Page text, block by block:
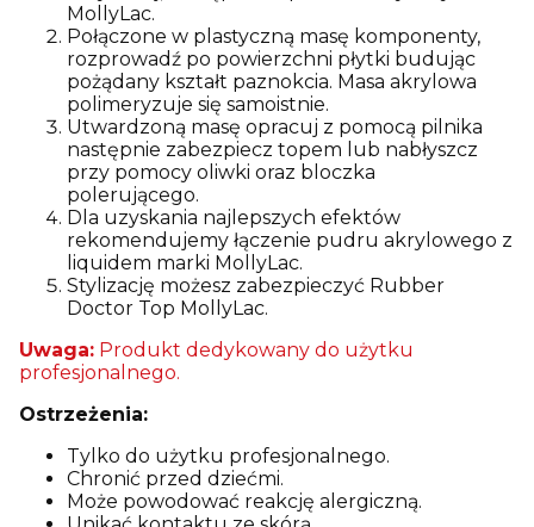
MollyLac.
Połączone w plastyczną masę komponenty,
rozprowadź po powierzchni płytki budując
pożądany kształt paznokcia. Masa akrylowa
polimeryzuje się samoistnie.
Utwardzoną masę opracuj z pomocą pilnika
następnie zabezpiecz topem lub nabłyszcz
przy pomocy oliwki oraz bloczka
polerującego.
Dla uzyskania najlepszych efektów
rekomendujemy łączenie pudru akrylowego z
liquidem marki MollyLac.
Stylizację możesz zabezpieczyć Rubber
Doctor Top MollyLac.
Uwaga: Produkt dedykowany do użytku
profesjonalnego.
Ostrzeżenia:
Tylko do użytku profesjonalnego.
Chronić przed dziećmi.
Może powodować reakcję alergiczną.